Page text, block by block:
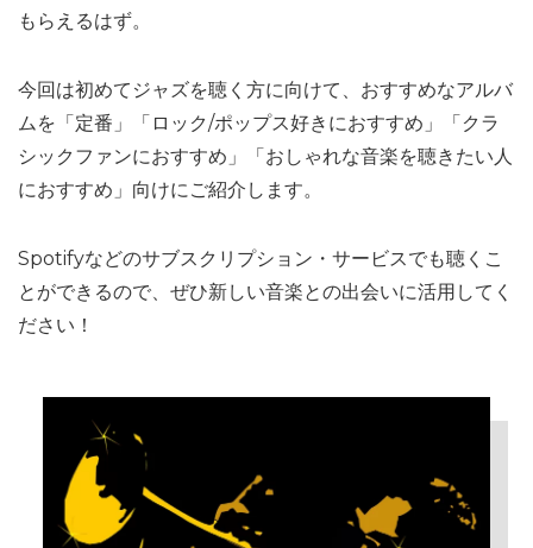
もらえるはず。
今回は初めてジャズを聴く方に向けて、おすすめなアルバ
ムを「定番」「ロック/ポップス好きにおすすめ」「クラ
シックファンにおすすめ」「おしゃれな音楽を聴きたい人
におすすめ」向けにご紹介します。
Spotifyなどのサブスクリプション・サービスでも聴くこ
とができるので、ぜひ新しい音楽との出会いに活用してく
ださい！